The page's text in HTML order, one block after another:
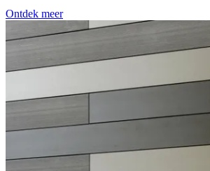
Ontdek meer